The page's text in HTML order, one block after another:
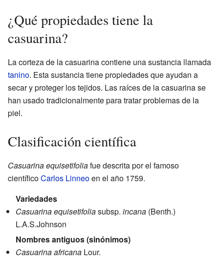
¿Qué propiedades tiene la
casuarina?
La corteza de la casuarina contiene una sustancia llamada
tanino. Esta sustancia tiene propiedades que ayudan a
secar y proteger los tejidos. Las raíces de la casuarina se
han usado tradicionalmente para tratar problemas de la
piel.
Clasificación científica
Casuarina equisetifoliafue descrita por el famoso
científicoCarlos Linneoen el año 1759.
Variedades
Casuarina equisetifoliasubsp. incana (Benth.)
L.A.S.Johnson
Nombres antiguos (sinónimos)
Casuarina africana Lour.